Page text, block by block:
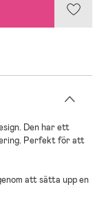
Den har ett
Perfekt för att
att sätta upp en